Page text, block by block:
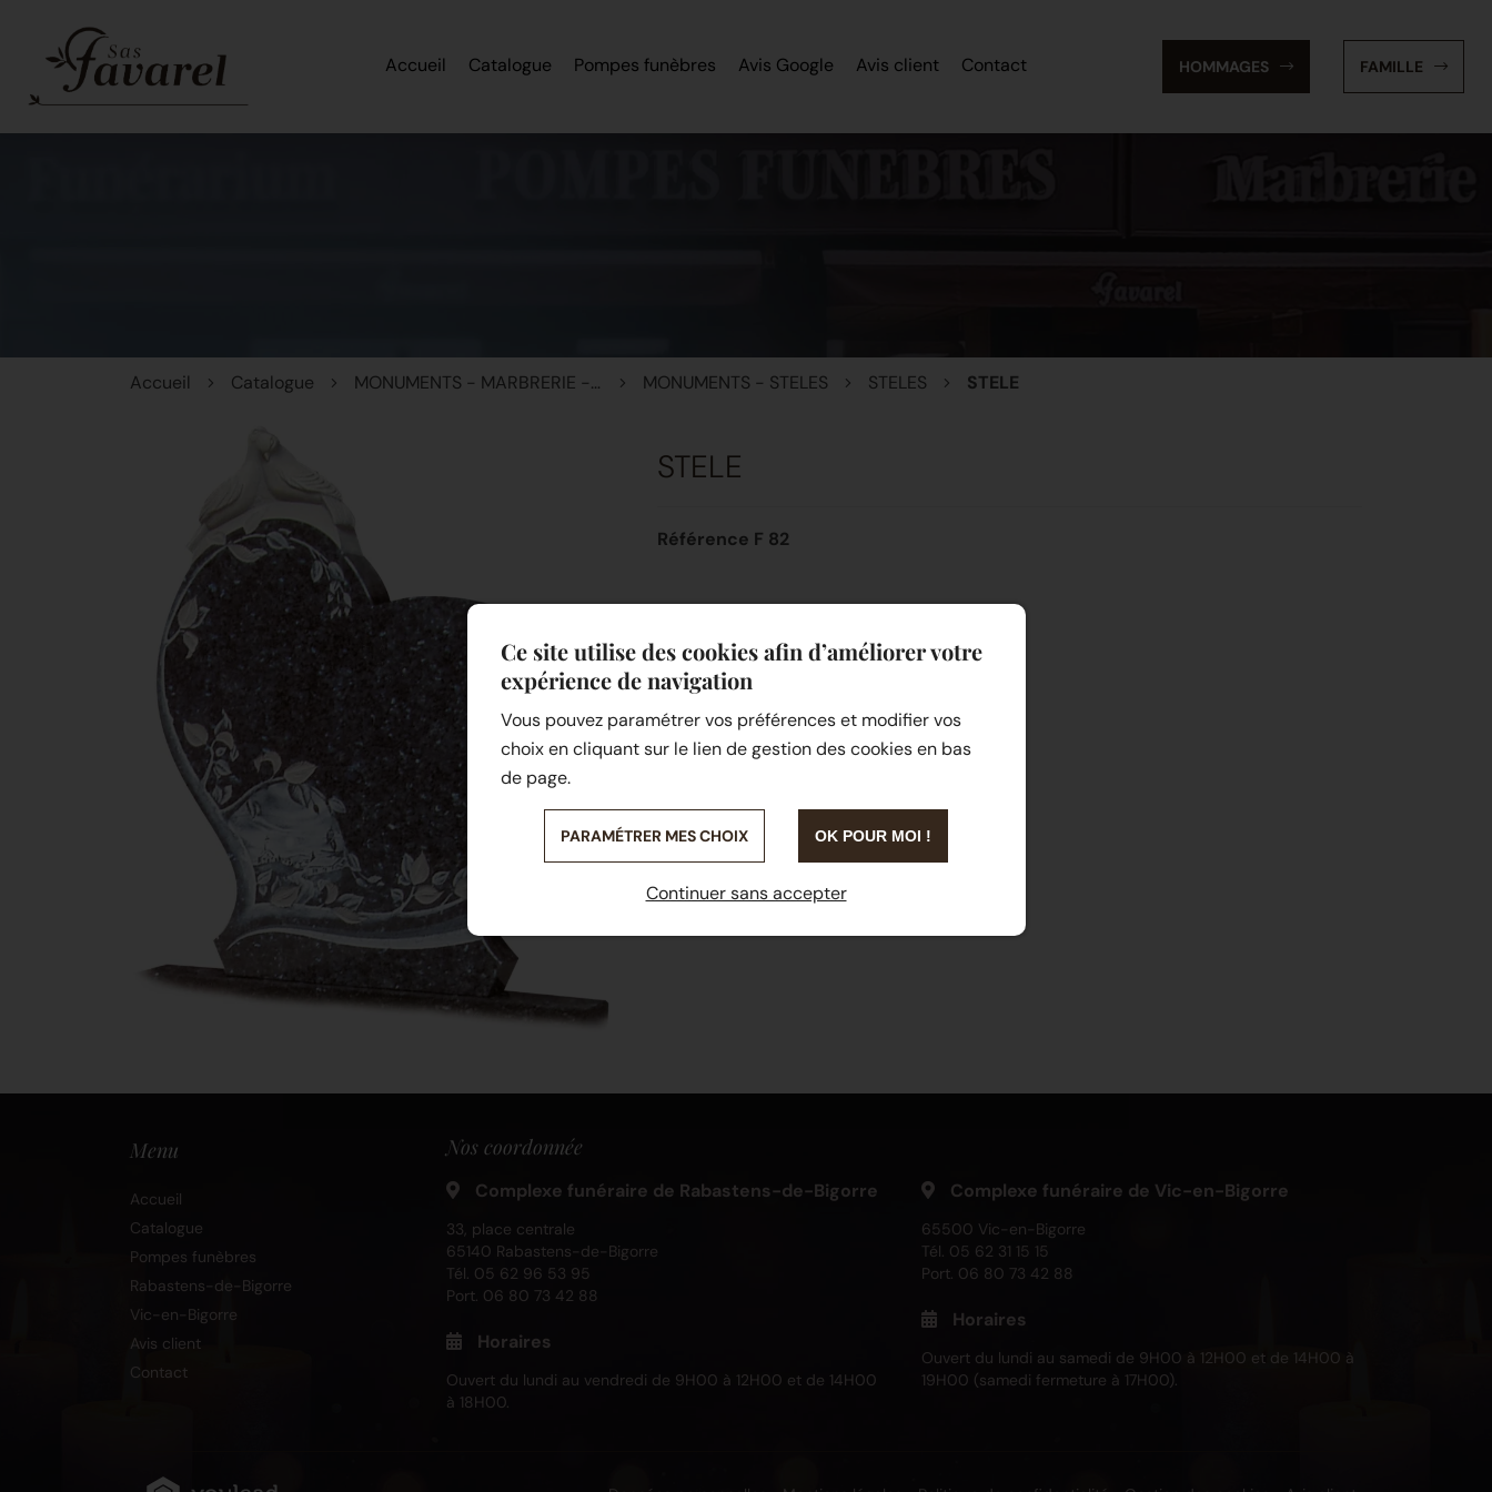
HOMMAGES
Accueil Catalogue Pompes funèbres Avis Google Avis client Contact FAMILLE
Accueil Catalogue MONUMENTS - MARBRERIE - STELES MONUMENTS - STELES STELES STELE
STELE
Référence F 82
Menu
Accueil
Catalogue
Pompes funèbres
Rabastens-de-Bigorre
Vic-en-Bigorre
Avis client
Contact
Nos coordonnée
Complexe funéraire de Rabastens-de-Bigorre
33, place centrale
65140 Rabastens-de-Bigorre
Tél. 05 62 96 53 95
Port. 06 80 73 42 88
Horaires
Ouvert du lundi au vendredi de 9H00 à 12H00 et de 14H00
à 18H00.
Complexe funéraire de Vic-en-Bigorre
65500 Vic-en-Bigorre
Tél. 05 62 31 15 15
Port. 06 80 73 42 88
Horaires
Ouvert du lundi au samedi de 9H00 à 12H00 et de 14H00 à
19H00 (samedi fermeture à 17H00).
Ce site utilise des cookies afin d’améliorer votre
expérience de navigation
Vous pouvez paramétrer vos préférences et modifier vos
choix en cliquant sur le lien de gestion des cookies en bas
de page.
PARAMÉTRER MES CHOIX OK POUR MOI !
Continuer sans accepter